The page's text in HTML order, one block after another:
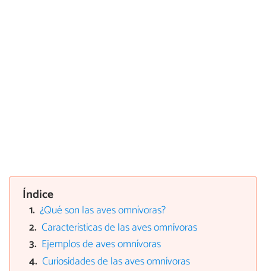
Índice
¿Qué son las aves omnívoras?
Características de las aves omnívoras
Ejemplos de aves omnívoras
Curiosidades de las aves omnívoras